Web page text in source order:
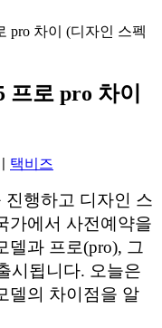
pro 차이 (디자인 스펙
프로 pro 차이
택비즈
진행하고 디자인 스
가에서 사전예약을
델과 프로(pro), 그
시됩니다. 오늘은
델의 차이점을 알